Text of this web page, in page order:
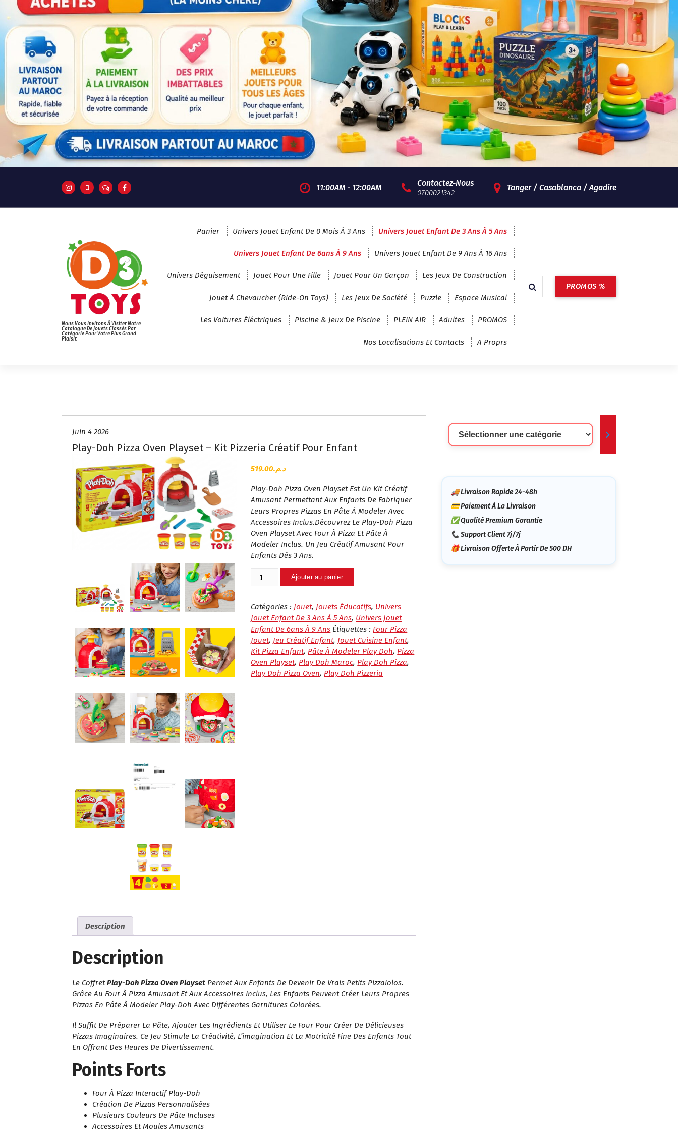
11:00AM - 12:00AM Contactez-Nous
0700021342
Tanger / Casablanca / Agadire
Nous Vous Invitons À Visiter Notre
Catalogue De Jouets Classés Par
Catégorie Pour Votre Plus Grand
Plaisir.
Panier Univers Jouet Enfant De 0 Mois À 3 Ans Univers Jouet Enfant De 3 Ans À 5 Ans
Univers Jouet Enfant De 6ans À 9 Ans Univers Jouet Enfant De 9 Ans À 16 Ans
Univers Déguisement Jouet Pour Une Fille Jouet Pour Un Garçon Les Jeux De Construction
Jouet À Chevaucher (Ride-On Toys) Les Jeux De Société Puzzle Espace Musical
Les Voitures Éléctriques Piscine & Jeux De Piscine PLEIN AIR Adultes PROMOS
Nos Localisations Et Contacts A Proprs
PROMOS %
Juin 4 2026
Play-Doh Pizza Oven Playset – Kit Pizzeria Créatif Pour Enfant
د.م.519.00
Play-Doh Pizza Oven Playset Est Un Kit Créatif
Amusant Permettant Aux Enfants De Fabriquer
Leurs Propres Pizzas En Pâte À Modeler Avec
Accessoires Inclus.Découvrez Le Play-Doh Pizza
Oven Playset Avec Four À Pizza Et Pâte À
Modeler Inclus. Un Jeu Créatif Amusant Pour
Enfants Dès 3 Ans.
Quantité
Doh
Pizza
Oven
Playset
–
Kit
Pizzeria
Ajouter au panier
Catégories : Jouet, Jouets Éducatifs, Univers
Jouet Enfant De 3 Ans À 5 Ans, Univers Jouet
Enfant De 6ans À 9 Ans Étiquettes : Four Pizza
Jouet, Jeu Créatif Enfant, Jouet Cuisine Enfant,
Kit Pizza Enfant, Pâte À Modeler Play Doh, Pizza
Oven Playset, Play Doh Maroc, Play Doh Pizza,
Play Doh Pizza Oven, Play Doh Pizzeria
Description
Description
Le CoffretPlay-Doh Pizza Oven Playset Permet Aux Enfants De Devenir De Vrais Petits Pizzaiolos.
Grâce Au Four À Pizza Amusant Et Aux Accessoires Inclus, Les Enfants Peuvent Créer Leurs Propres
Pizzas En Pâte À Modeler Play-Doh Avec Différentes Garnitures Colorées.
Il Suffit De Préparer La Pâte, Ajouter Les Ingrédients Et Utiliser Le Four Pour Créer De Délicieuses
Pizzas Imaginaires. Ce Jeu Stimule La Créativité, L’imagination Et La Motricité Fine Des Enfants Tout
En Offrant Des Heures De Divertissement.
Points Forts
Four À Pizza Interactif Play-Doh
Création De Pizzas Personnalisées
Plusieurs Couleurs De Pâte Incluses
Accessoires Et Moules Amusants
Sélectionner
Une
🚚 Livraison Rapide 24-48h
💳 Paiement À La Livraison
✅ Qualité Premium Garantie
📞 Support Client 7j/7j
🎁 Livraison Offerte À Partir De 500 DH